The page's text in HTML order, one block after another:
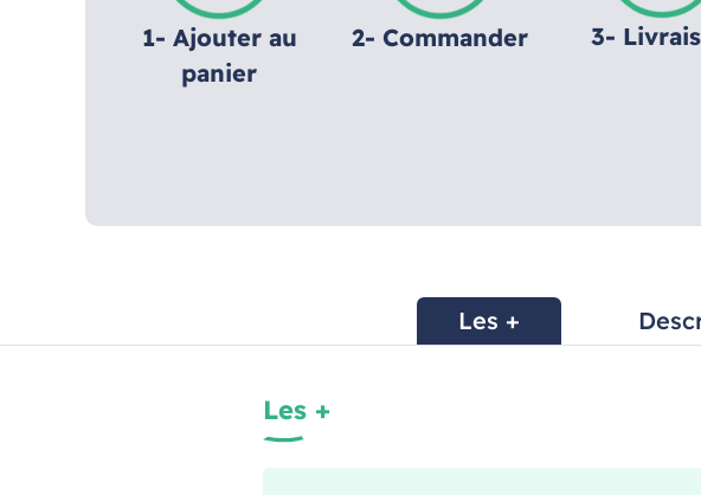
1- Ajouter au
panier
2- Commander 3-
Les +
Les +